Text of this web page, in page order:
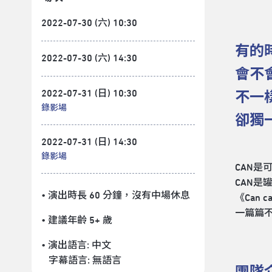
2022-07-30 (六) 10:30
2022-07-30 (六) 14:30
2022-07-31 (日) 10:30
錄影場
2022-07-31 (日) 14:30
錄影場
• 演出時長 60 分鐘 ，沒有中場休息
• 建議年齡 5+ 歲
• 演出語言: 中文
字幕語言: 無語言
有的
會不
不一
卻獨
CAN是
CAN是
《Can
一篇篇